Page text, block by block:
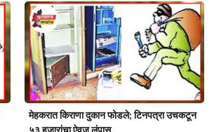
मेहकरात किराणा दुकान फोडले; टिनपत्रा उचकटून
५३ हजारांचा ऐवज लंपास….